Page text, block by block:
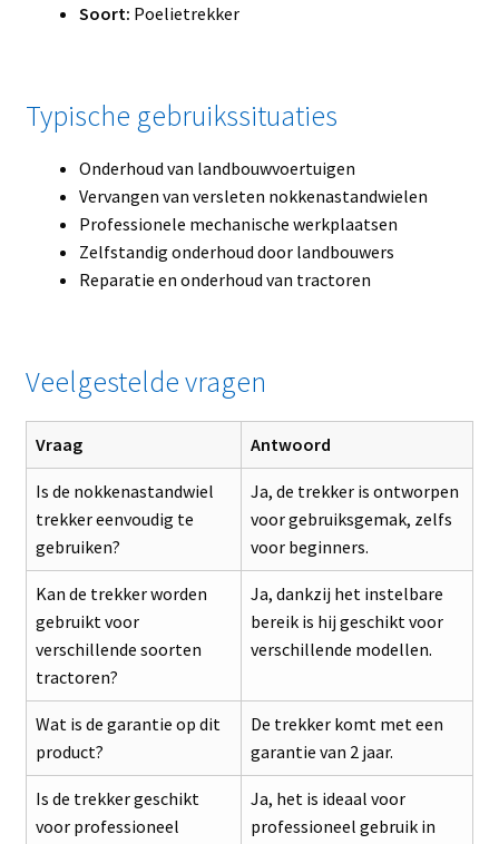
Soort: Poelietrekker
Typische gebruikssituaties
Onderhoud van landbouwvoertuigen
Vervangen van versleten nokkenastandwielen
Professionele mechanische werkplaatsen
Zelfstandig onderhoud door landbouwers
Reparatie en onderhoud van tractoren
Veelgestelde vragen
Vraag Antwoord
Is de nokkenastandwiel
trekker eenvoudig te
gebruiken?
Ja, de trekker is ontworpen
voor gebruiksgemak, zelfs
voor beginners.
Kan de trekker worden
gebruikt voor
verschillende soorten
tractoren?
Ja, dankzij het instelbare
bereik is hij geschikt voor
verschillende modellen.
Wat is de garantie op dit
product?
De trekker komt met een
garantie van 2 jaar.
Is de trekker geschikt
voor professioneel
Ja, het is ideaal voor
professioneel gebruik in